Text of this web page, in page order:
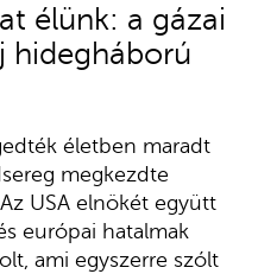
élünk: a gázai
hidegháború
életben maradt
megkezdte
USA elnökét együtt
európai hatalmak
ami egyszerre szólt